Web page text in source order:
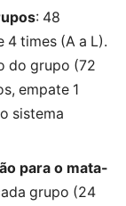
: 48
4 times (A a L).
do grupo (72
empate 1
sistema
para o mata-
grupo (24